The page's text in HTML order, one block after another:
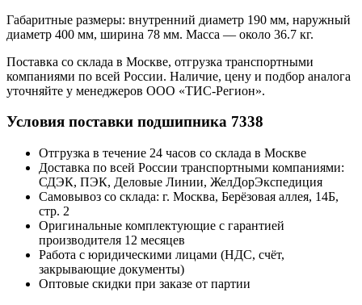
Габаритные размеры: внутренний диаметр 190 мм, наружный
диаметр 400 мм, ширина 78 мм. Масса — около 36.7 кг.
Поставка со склада в Москве, отгрузка транспортными
компаниями по всей России. Наличие, цену и подбор аналога
уточняйте у менеджеров ООО «ТИС-Регион».
Условия поставки подшипника 7338
Отгрузка в течение 24 часов со склада в Москве
Доставка по всей России транспортными компаниями:
СДЭК, ПЭК, Деловые Линии, ЖелДорЭкспедиция
Самовывоз со склада: г. Москва, Берёзовая аллея, 14Б,
стр. 2
Оригинальные комплектующие с гарантией
производителя 12 месяцев
Работа с юридическими лицами (НДС, счёт,
закрывающие документы)
Оптовые скидки при заказе от партии